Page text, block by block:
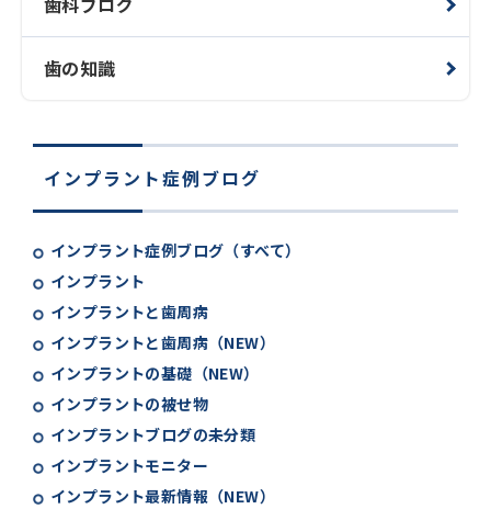
歯の知識
インプラント症例ブログ
インプラント症例ブログ（すべて）
インプラント
インプラントと歯周病
インプラントと歯周病（NEW）
インプラントの基礎（NEW）
インプラントの被せ物
インプラントブログの未分類
インプラントモニター
インプラント最新情報（NEW）